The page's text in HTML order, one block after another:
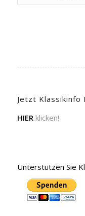
Jetzt Klassikinfo
HIER klicken!
Unterstützen Sie